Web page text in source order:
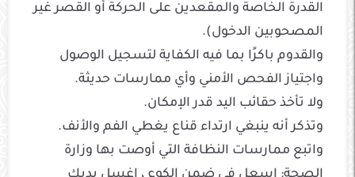
القدرة الخاصة والمقعدين على الحركة أو القصر غير
المصحوبين الدخول).
والقدوم باكرًا بما فيه الكفاية لتسجيل الوصول
واجتياز الفحص الأمني ​​وأي ممارسات حديثة.
ولا تأخذ حقائب اليد قدر الإمكان.
وتذكر أنه ينبغي ارتداء قناع يغطي الفم والأنف.
واتبع ممارسات النظافة التي أوصت بها وزارة